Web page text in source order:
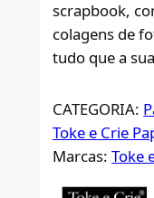
scrapbook,
colagens de
tudo que a
CATEGORIA:
Toke e Crie
Marcas:Toke